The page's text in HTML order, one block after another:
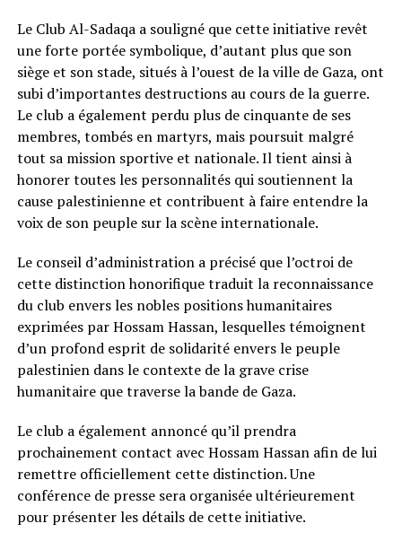
Le Club Al-Sadaqa a souligné que cette initiative revêt
une forte portée symbolique, d’autant plus que son
siège et son stade, situés à l’ouest de la ville de Gaza, ont
subi d’importantes destructions au cours de la guerre.
Le club a également perdu plus de cinquante de ses
membres, tombés en martyrs, mais poursuit malgré
tout sa mission sportive et nationale. Il tient ainsi à
honorer toutes les personnalités qui soutiennent la
cause palestinienne et contribuent à faire entendre la
voix de son peuple sur la scène internationale.
Le conseil d’administration a précisé que l’octroi de
cette distinction honorifique traduit la reconnaissance
du club envers les nobles positions humanitaires
exprimées par Hossam Hassan, lesquelles témoignent
d’un profond esprit de solidarité envers le peuple
palestinien dans le contexte de la grave crise
humanitaire que traverse la bande de Gaza.
Le club a également annoncé qu’il prendra
prochainement contact avec Hossam Hassan afin de lui
remettre officiellement cette distinction. Une
conférence de presse sera organisée ultérieurement
pour présenter les détails de cette initiative.